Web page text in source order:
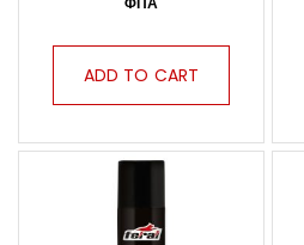
ADD TO CART